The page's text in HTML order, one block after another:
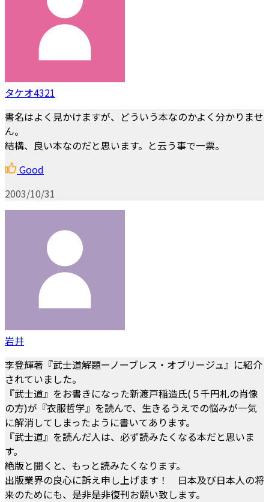
タケオ4321
書名はよく見かけますが、どういう本なのかよく分かりませ
ん。
結構、良い本なのだと思います。と云う事で一票。
Good
2003/10/31
岩井
李登輝著『武士道解題ーノーブレス・オブリージュ』に紹介
されていました。
『武士道』をお書きになった新渡戸稲造氏(５千円札の肖像
の方)が『衣服哲学』を読んで、生きるうえでの悩みが一気
に解消してしまったように書いてあります。
『武士道』を読んだ人は、必ず読みたくなる本だと思いま
す。
絶版と聞くと、もっと読みたくなります。
出版業界の良心に訴え申し上げます！ 日本及び日本人の将
来のためにも、是非是非復刊お願い致します。